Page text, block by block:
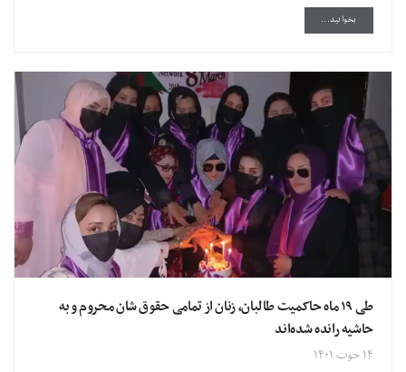
بخوانید...
طی ۱۹ ماه حاکمیت طالبان، زنان از تمامی حقوق‌ شان محروم و به
حاشیه رانده شده‌اند
۱۴ حوت ۱۴۰۱